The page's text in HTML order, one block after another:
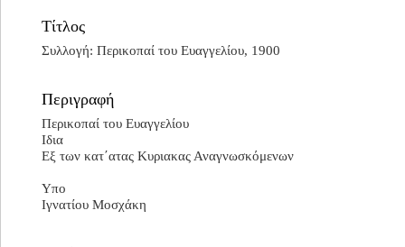
Τίτλος
Συλλογή: Περικοπαί του Ευαγγελίου, 1900
Περιγραφή
Περικοπαί του Ευαγγελίου
Ιδια
Εξ των κατ΄ατας Κυριακας Αναγνωσκόμενων
Υπο
Ιγνατίου Μοσχάκη